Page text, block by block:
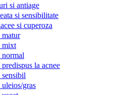
si antiage
si sensibilitate
si cuperoza
matur
mixt
normal
la acnee
sensibil
gras